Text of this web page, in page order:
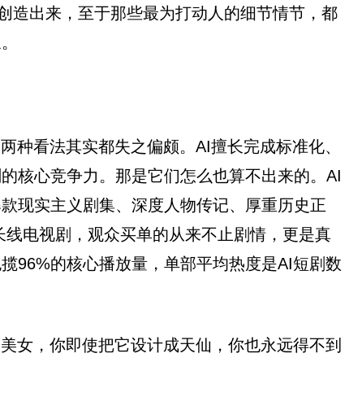
造出来，至于那些最为打动人的细节情节，都
种看法其实都失之偏颇。AI擅长完成标准化、
核心竞争力。那是它们怎么也算不出来的。AI
现实主义剧集、深度人物传记、厚重历史正
电视剧，观众买单的从来不止剧情，更是真
96%的核心播放量，单部平均热度是AI短剧数
女，你即使把它设计成天仙，你也永远得不到